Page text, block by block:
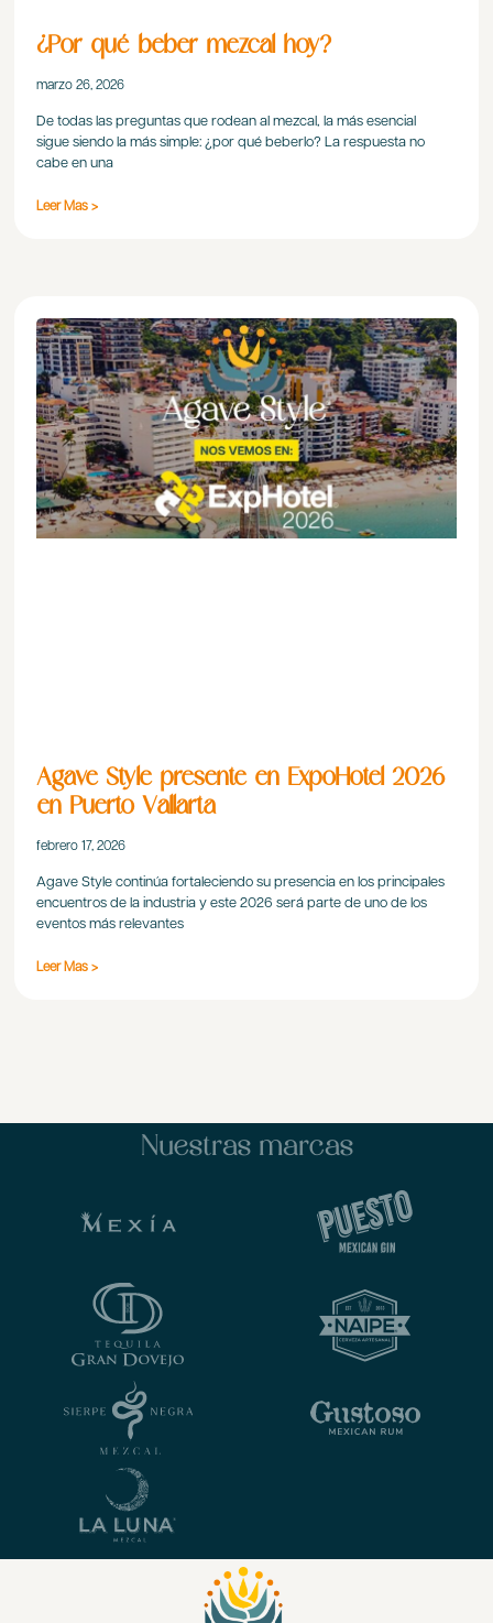
¿Por qué beber mezcal hoy?
marzo 26, 2026
De todas las preguntas que rodean al mezcal, la más esencial
sigue siendo la más simple: ¿por qué beberlo? La respuesta no
cabe en una
Leer Mas >
Agave Style presente en ExpoHotel 2026
en Puerto Vallarta
febrero 17, 2026
Agave Style continúa fortaleciendo su presencia en los principales
encuentros de la industria y este 2026 será parte de uno de los
eventos más relevantes
Leer Mas >
Nuestras marcas